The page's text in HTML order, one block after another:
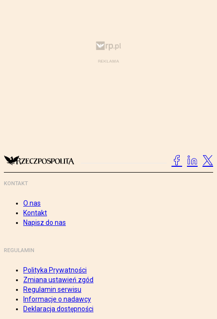
KONTAKT
O nas
Kontakt
Napisz do nas
REGULAMIN
Polityka Prywatności
Zmiana ustawień zgód
Regulamin serwisu
Informacje o nadawcy
Deklaracja dostępności